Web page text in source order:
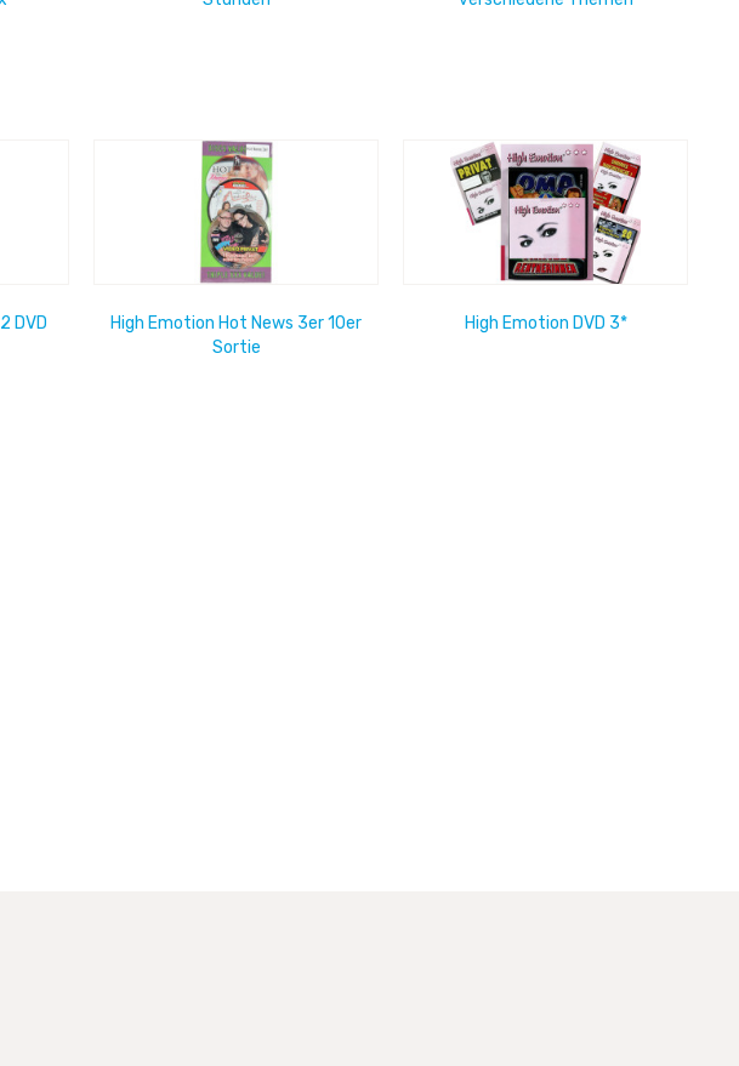
DVD
High Emotion Hot News 3er 10er
Sortie
High Emotion DVD 3*